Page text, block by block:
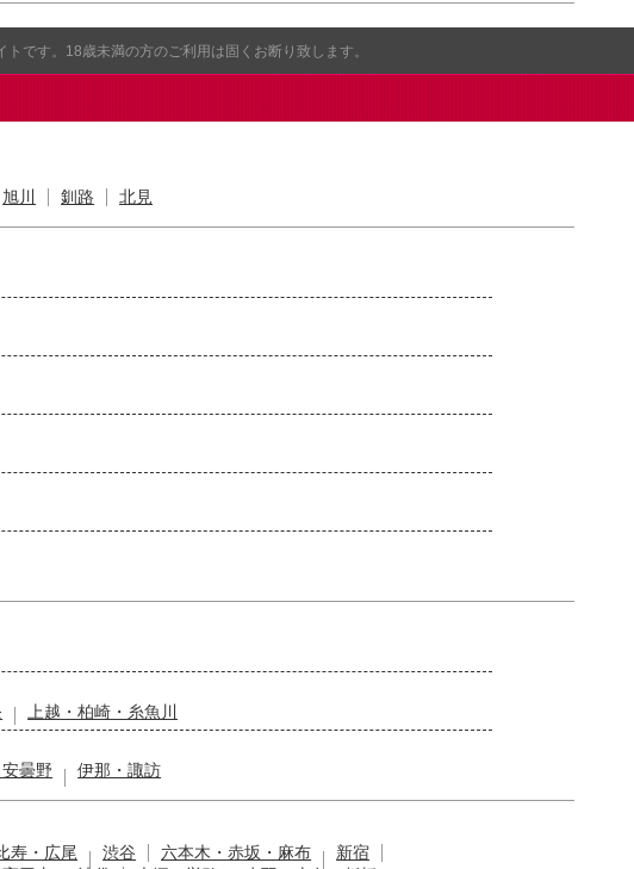
トです。18歳未満の方のご利用は固くお断り致します。
旭川 釧路 北見
上越・柏崎・糸魚川
曇野 伊那・諏訪
寿・広尾 渋谷 六本木・赤坂・麻布
新宿